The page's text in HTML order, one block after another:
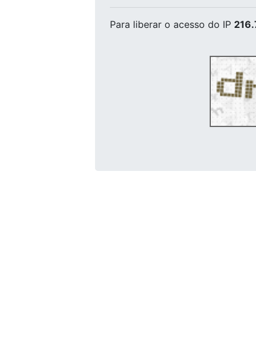
Para liberar o acesso do IP